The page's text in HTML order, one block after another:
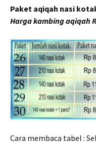
Paket aqiqah nasi
Harga kambing aqiqah
Cara membaca tabel :